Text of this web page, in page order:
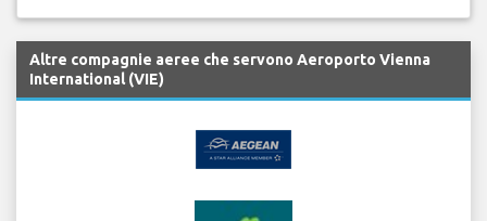
Altre compagnie aeree che servono Aeroporto Vienna
International (VIE)